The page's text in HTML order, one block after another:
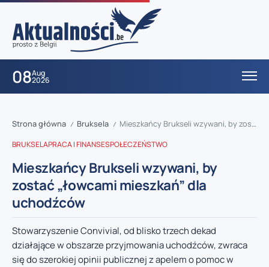
08Aug
2026
Strona główna / Bruksela / Mieszkańcy Brukseli wzywani, by zostać „łowcami mieszkań” dla uchodźców
BRUKSELAPRACA I FINANSESPOŁECZEŃSTWO
Mieszkańcy Brukseli wzywani, by
zostać „łowcami mieszkań” dla
uchodźców
Stowarzyszenie Convivial, od blisko trzech dekad
działające w obszarze przyjmowania uchodźców, zwraca
się do szerokiej opinii publicznej z apelem o pomoc w